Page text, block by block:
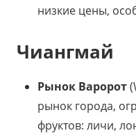
низкие цены,
Чиангмай
Рынок Варорот
рынок города,
фруктов: личи,